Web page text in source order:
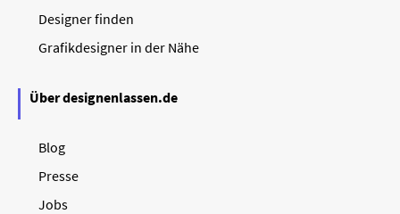
Designer finden
Grafikdesigner in der Nähe
Über designenlassen.de
Blog
Presse
Jobs